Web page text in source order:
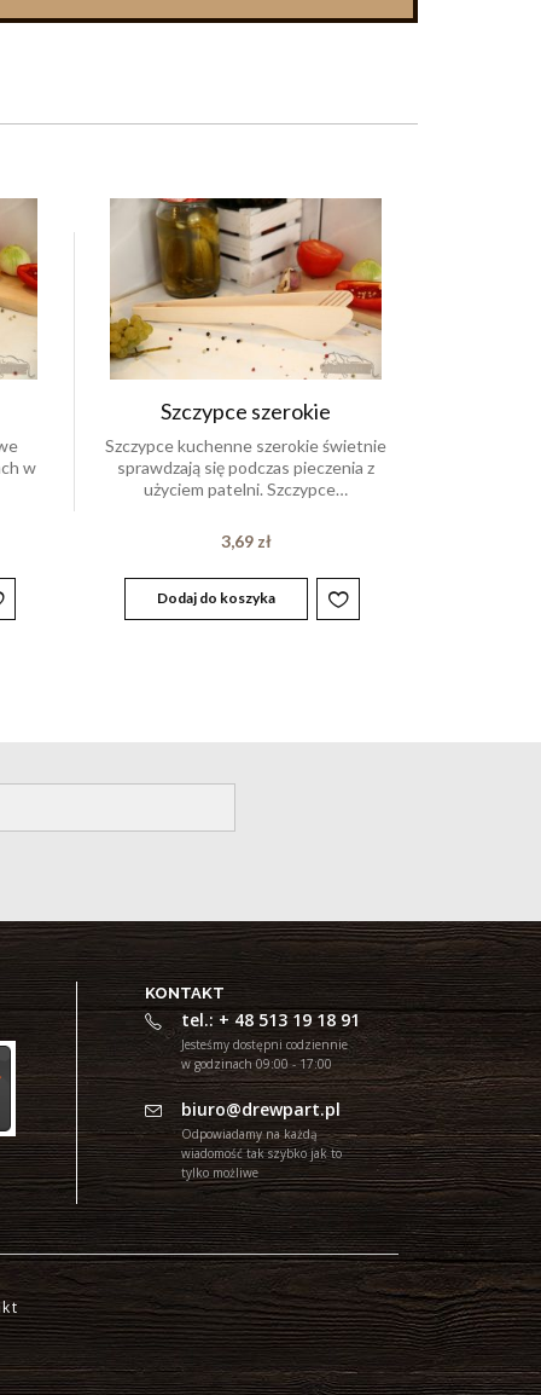
w
Szczypce szerokie
Szczypce kuchenne szerokie świetnie
sprawdzają się podczas pieczenia z
użyciem patelni. Szczypce…
3,69 zł
Dodaj do koszyka
KONTAKT
tel.: + 48 513 19 18 91
Jesteśmy dostępni codziennie
w godzinach 09:00 - 17:00
biuro@drewpart.pl
Odpowiadamy na każdą
wiadomość tak szybko jak to
tylko możliwe